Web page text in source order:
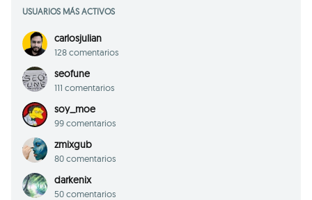
USUARIOS MÁS ACTIVOS
carlosjulian
128 comentarios
seofune
111 comentarios
soy_moe
99 comentarios
zmixgub
80 comentarios
darkenix
50 comentarios